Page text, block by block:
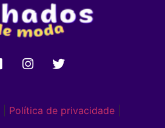
Política de privacidade|